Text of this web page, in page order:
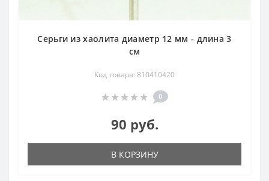
Серьги из хаолита диаметр 12 мм - длина 3
см
Код товара: 810410420
0
90 руб.
В КОРЗИНУ